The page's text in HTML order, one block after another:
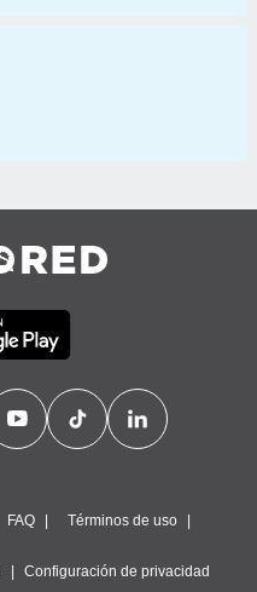
FAQ Términos de uso
Configuración de privacidad